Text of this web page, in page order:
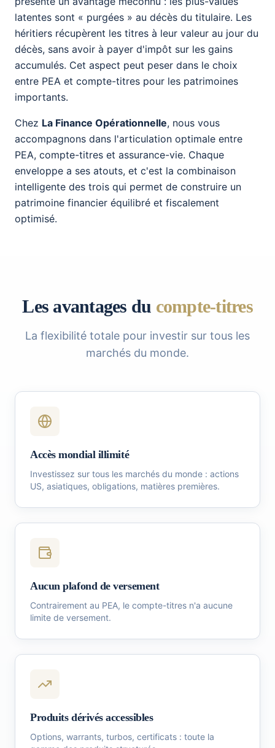
latentes sont « purgées » au décès du titulaire. Les
héritiers récupèrent les titres à leur valeur au jour du
décès, sans avoir à payer d'impôt sur les gains
accumulés. Cet aspect peut peser dans le choix
entre PEA et compte-titres pour les patrimoines
importants.
Chez La Finance Opérationnelle, nous vous
accompagnons dans l'articulation optimale entre
PEA, compte-titres et assurance-vie. Chaque
enveloppe a ses atouts, et c'est la combinaison
intelligente des trois qui permet de construire un
patrimoine financier équilibré et fiscalement
optimisé.
Les avantages du compte-titres
La flexibilité totale pour investir sur tous les
marchés du monde.
Accès mondial illimité
Investissez sur tous les marchés du monde : actions
US, asiatiques, obligations, matières premières.
Aucun plafond de versement
Contrairement au PEA, le compte-titres n'a aucune
limite de versement.
Produits dérivés accessibles
Options, warrants, turbos, certificats : toute la